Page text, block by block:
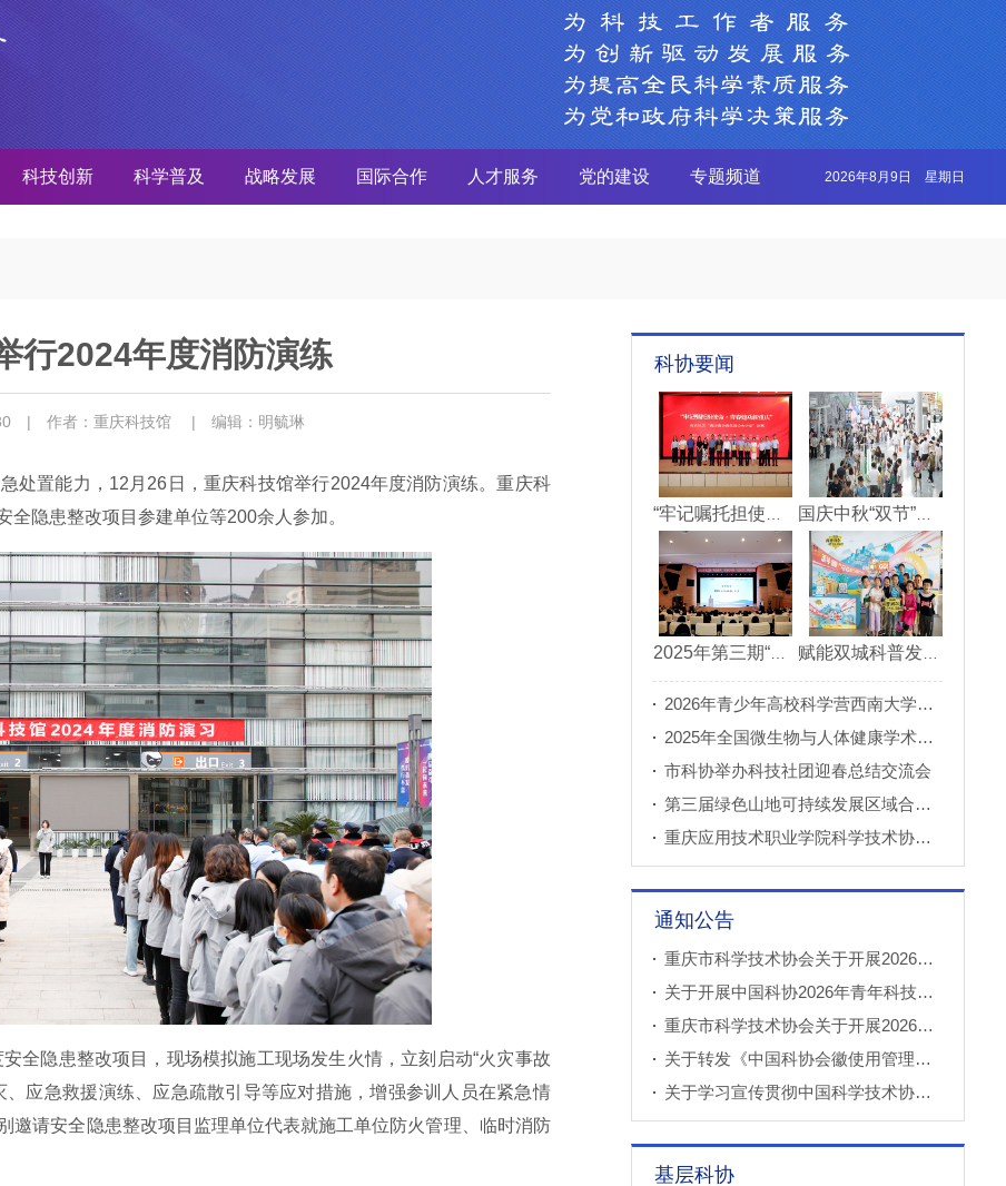
科技创新 科学普及 战略发展 国际合作 人才服务 党的建设 专题频道 2026年8月9日 星期日
行2024年度消防演练
| 作者：重庆科技馆 | 编辑：明毓琳
处置能力，12月26日，重庆科技馆举行2024年度消防演练。重庆科
隐患整改项目参建单位等200余人参加。
全隐患整改项目，现场模拟施工现场发生火情，立刻启动“火灾事故
应急救援演练、应急疏散引导等应对措施，增强参训人员在紧急情
邀请安全隐患整改项目监理单位代表就施工单位防火管理、临时消防
科协要闻
2026年青少年高校科学营西南大学分营正式开营
2025年全国微生物与人体健康学术论坛在重庆召开
市科协举办科技社团迎春总结交流会
第三届绿色山地可持续发展区域合作国际论坛成功举办
重庆应用技术职业学院科学技术协会正式成立
通知公告
重庆市科学技术协会关于开展2026年科普创新实验室建设项目申报工作的通知
关于开展中国科协2026年青年科技人才培育工程工程师专项计划推荐工作的通知
重庆市科学技术协会关于开展2026年科技小院申报推荐工作的通知
关于转发《中国科协会徽使用管理规定》的通知
关于学习宣传贯彻中国科学技术协会第十一次全国代表大会精神的通知
基层科协